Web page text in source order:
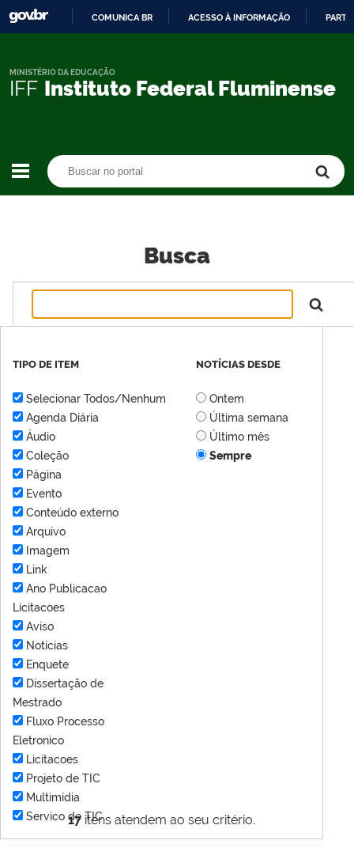
CONTEÚDO
COMUNICA BR ACESSO À INFORMAÇÃO
IFF Instituto Federal Fluminense
MINISTÉRIO DA EDUCAÇÃO
Busca
17 itens atendem ao seu critério.
TIPO DE ITEM
Selecionar Todos/Nenhum
Agenda Diária
Áudio
Coleção
Página
Evento
Conteúdo externo
Arquivo
Imagem
Link
Ano Publicacao
Licitacoes
Aviso
Notícias
Enquete
Dissertação de
Mestrado
Fluxo Processo
Eletronico
Licitacoes
Projeto de TIC
Multimídia
Servico de TIC
NOTÍCIAS DESDE
Ontem
Última semana
Último mês
Sempre